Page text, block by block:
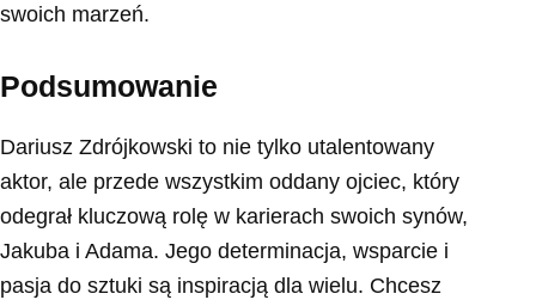
swoich marzeń.
Podsumowanie
Dariusz Zdrójkowski to nie tylko utalentowany
aktor, ale przede wszystkim oddany ojciec, który
odegrał kluczową rolę w karierach swoich synów,
Jakuba i Adama. Jego determinacja, wsparcie i
pasja do sztuki są inspiracją dla wielu. Chcesz